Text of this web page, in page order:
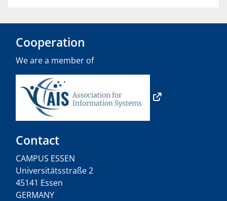
Cooperation
We are a member of
Contact
CAMPUS ESSEN
Universitätsstraße 2
45141 Essen
GERMANY